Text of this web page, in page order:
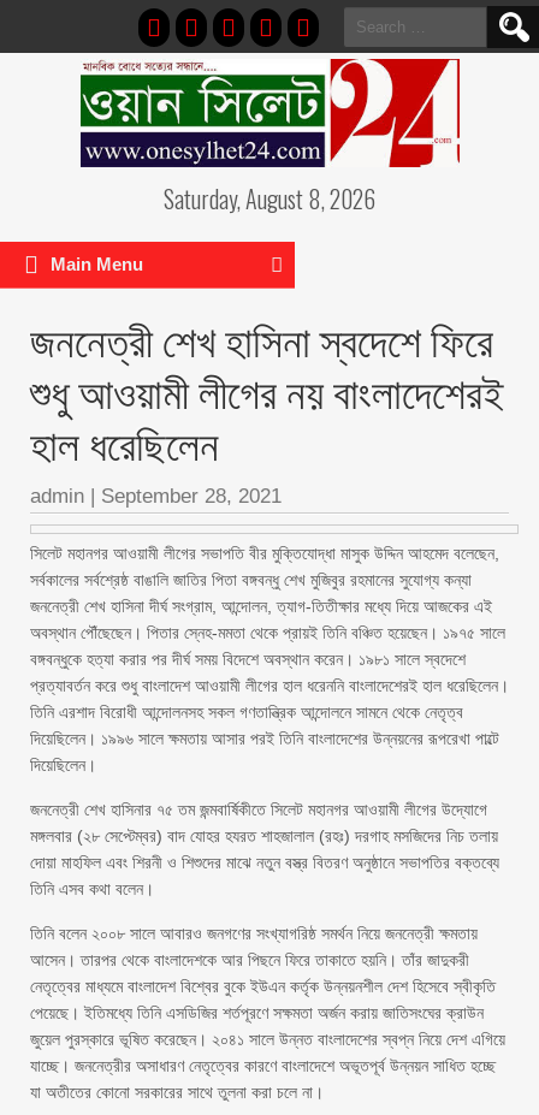
Search
for:
Saturday, August 8, 2026
Main Menu
জননেত্রী শেখ হাসিনা স্বদেশে ফিরে
শুধু আওয়ামী লীগের নয় বাংলাদেশেরই
হাল ধরেছিলেন
admin | September 28, 2021
সিলেট মহানগর আওয়ামী লীগের সভাপতি বীর মুক্তিযোদ্ধা মাসুক উদ্দিন আহমেদ বলেছেন,
সর্বকালের সর্বশ্রেষ্ঠ বাঙালি জাতির পিতা বঙ্গবন্ধু শেখ মুজিবুর রহমানের সুযোগ্য কন্যা
জননেত্রী শেখ হাসিনা দীর্ঘ সংগ্রাম, আন্দোলন, ত্যাগ-তিতীক্ষার মধ্যে দিয়ে আজকের এই
অবস্থান পৌঁছেছেন। পিতার স্নেহ-মমতা থেকে প্রায়ই তিনি বঞ্চিত হয়েছেন। ১৯৭৫ সালে
বঙ্গবন্ধুকে হত্যা করার পর দীর্ঘ সময় বিদেশে অবস্থান করেন। ১৯৮১ সালে স্বদেশে
প্রত্যাবর্তন করে শুধু বাংলাদেশ আওয়ামী লীগের হাল ধরেননি বাংলাদেশেরই হাল ধরেছিলেন।
তিনি এরশাদ বিরোধী আন্দোলনসহ সকল গণতান্ত্রিক আন্দোলনে সামনে থেকে নেতৃত্ব
দিয়েছিলেন। ১৯৯৬ সালে ক্ষমতায় আসার পরই তিনি বাংলাদেশের উন্নয়নের রূপরেখা পাল্টে
দিয়েছিলেন।
জননেত্রী শেখ হাসিনার ৭৫ তম জন্মবার্ষিকীতে সিলেট মহানগর আওয়ামী লীগের উদ্যোগে
মঙ্গলবার (২৮ সেপ্টেম্বর) বাদ যোহর হযরত শাহজালাল (রহঃ) দরগাহ মসজিদের নিচ তলায়
দোয়া মাহফিল এবং শিরনী ও শিশুদের মাঝে নতুন বস্ত্র বিতরণ অনুষ্ঠানে সভাপতির বক্তব্যে
তিনি এসব কথা বলেন।
তিনি বলেন ২০০৮ সালে আবারও জনগণের সংখ্যাগরিষ্ঠ সমর্থন নিয়ে জননেত্রী ক্ষমতায়
আসেন। তারপর থেকে বাংলাদেশকে আর পিছনে ফিরে তাকাতে হয়নি। তাঁর জাদুকরী
নেতৃত্বের মাধ্যমে বাংলাদেশ বিশ্বের বুকে ইউএন কর্তৃক উন্নয়নশীল দেশ হিসেবে স্বীকৃতি
পেয়েছে। ইতিমধ্যে তিনি এসডিজির শর্তপূরণে সক্ষমতা অর্জন করায় জাতিসংঘের ক্রাউন
জুয়েল পুরস্কারে ভূষিত করেছেন। ২০৪১ সালে উন্নত বাংলাদেশের স্বপ্ন নিয়ে দেশ এগিয়ে
যাচ্ছে। জননেত্রীর অসাধারণ নেতৃত্বের কারণে বাংলাদেশে অভূতপূর্ব উন্নয়ন সাধিত হচ্ছে
যা অতীতের কোনো সরকারের সাথে তুলনা করা চলে না।